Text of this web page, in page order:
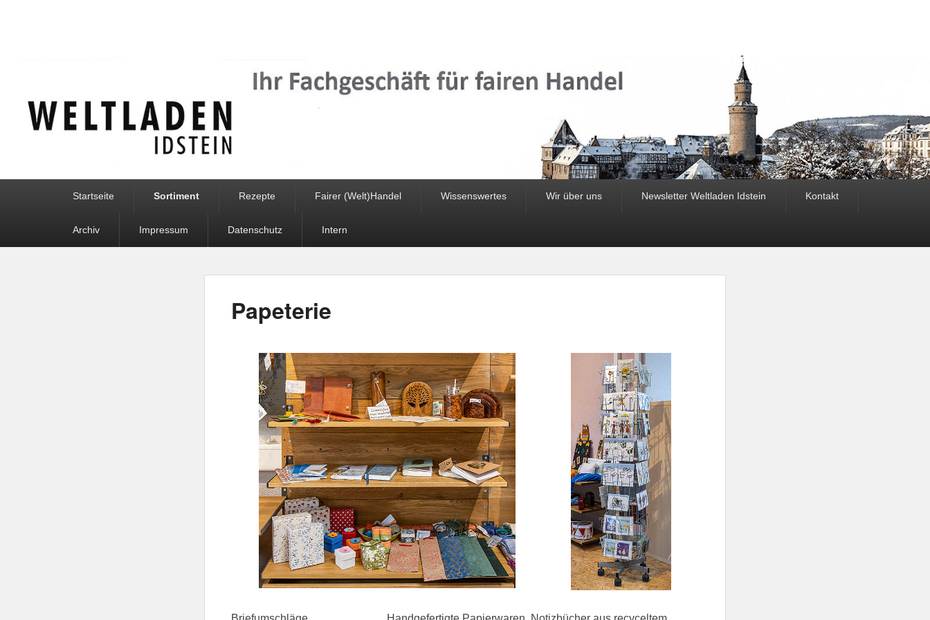
Startseite Sortiment Rezepte Fairer (Welt)Handel Wissenswertes Wir über uns Newsletter Weltladen Idstein Kontakt
Archiv Impressum Datenschutz Intern
Papeterie